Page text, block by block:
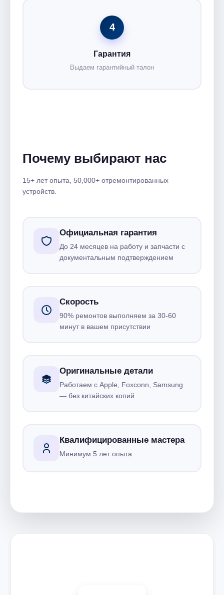
4
Гарантия
Выдаем гарантийный талон
Почему выбирают нас
15+ лет опыта, 50,000+ отремонтированных
устройств.
Официальная гарантия
До 24 месяцев на работу и запчасти с
документальным подтверждением
Скорость
90% ремонтов выполняем за 30-60
минут в вашем присутствии
Оригинальные детали
Работаем с Apple, Foxconn, Samsung
— без китайских копий
Квалифицированные мастера
Минимум 5 лет опыта